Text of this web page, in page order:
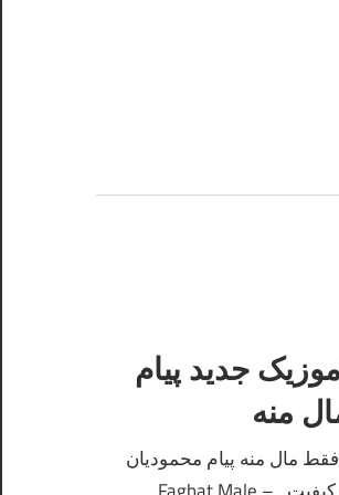
موزیک جدید پیام
منه
مال منه پیام محمودیان